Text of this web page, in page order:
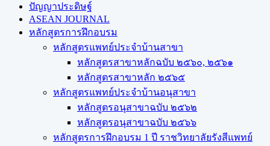
ปัญญาประดิษฐ์
ASEAN JOURNAL
หลักสูตรการฝึกอบรม
หลักสูตรแพทย์ประจำบ้านสาขา
หลักสูตรสาขาหลักฉบับ ๒๕๖๐, ๒๕๖๑
หลักสูตรสาขาหลัก ๒๕๖๕
หลักสูตรแพทย์ประจำบ้านอนุสาขา
หลักสูตรอนุสาขาฉบับ ๒๕๖๒
หลักสูตรอนุสาขาฉบับ ๒๕๖๖
หลักสูตรการฝึกอบรม 1 ปี ราชวิทยาลัยรังสีแพทย์